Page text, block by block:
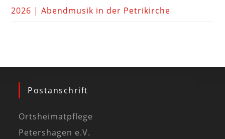
2026 | Abendmusik in der Petrikirche
Postanschrift
Ortsheimatpflege
Petershagen e.V.